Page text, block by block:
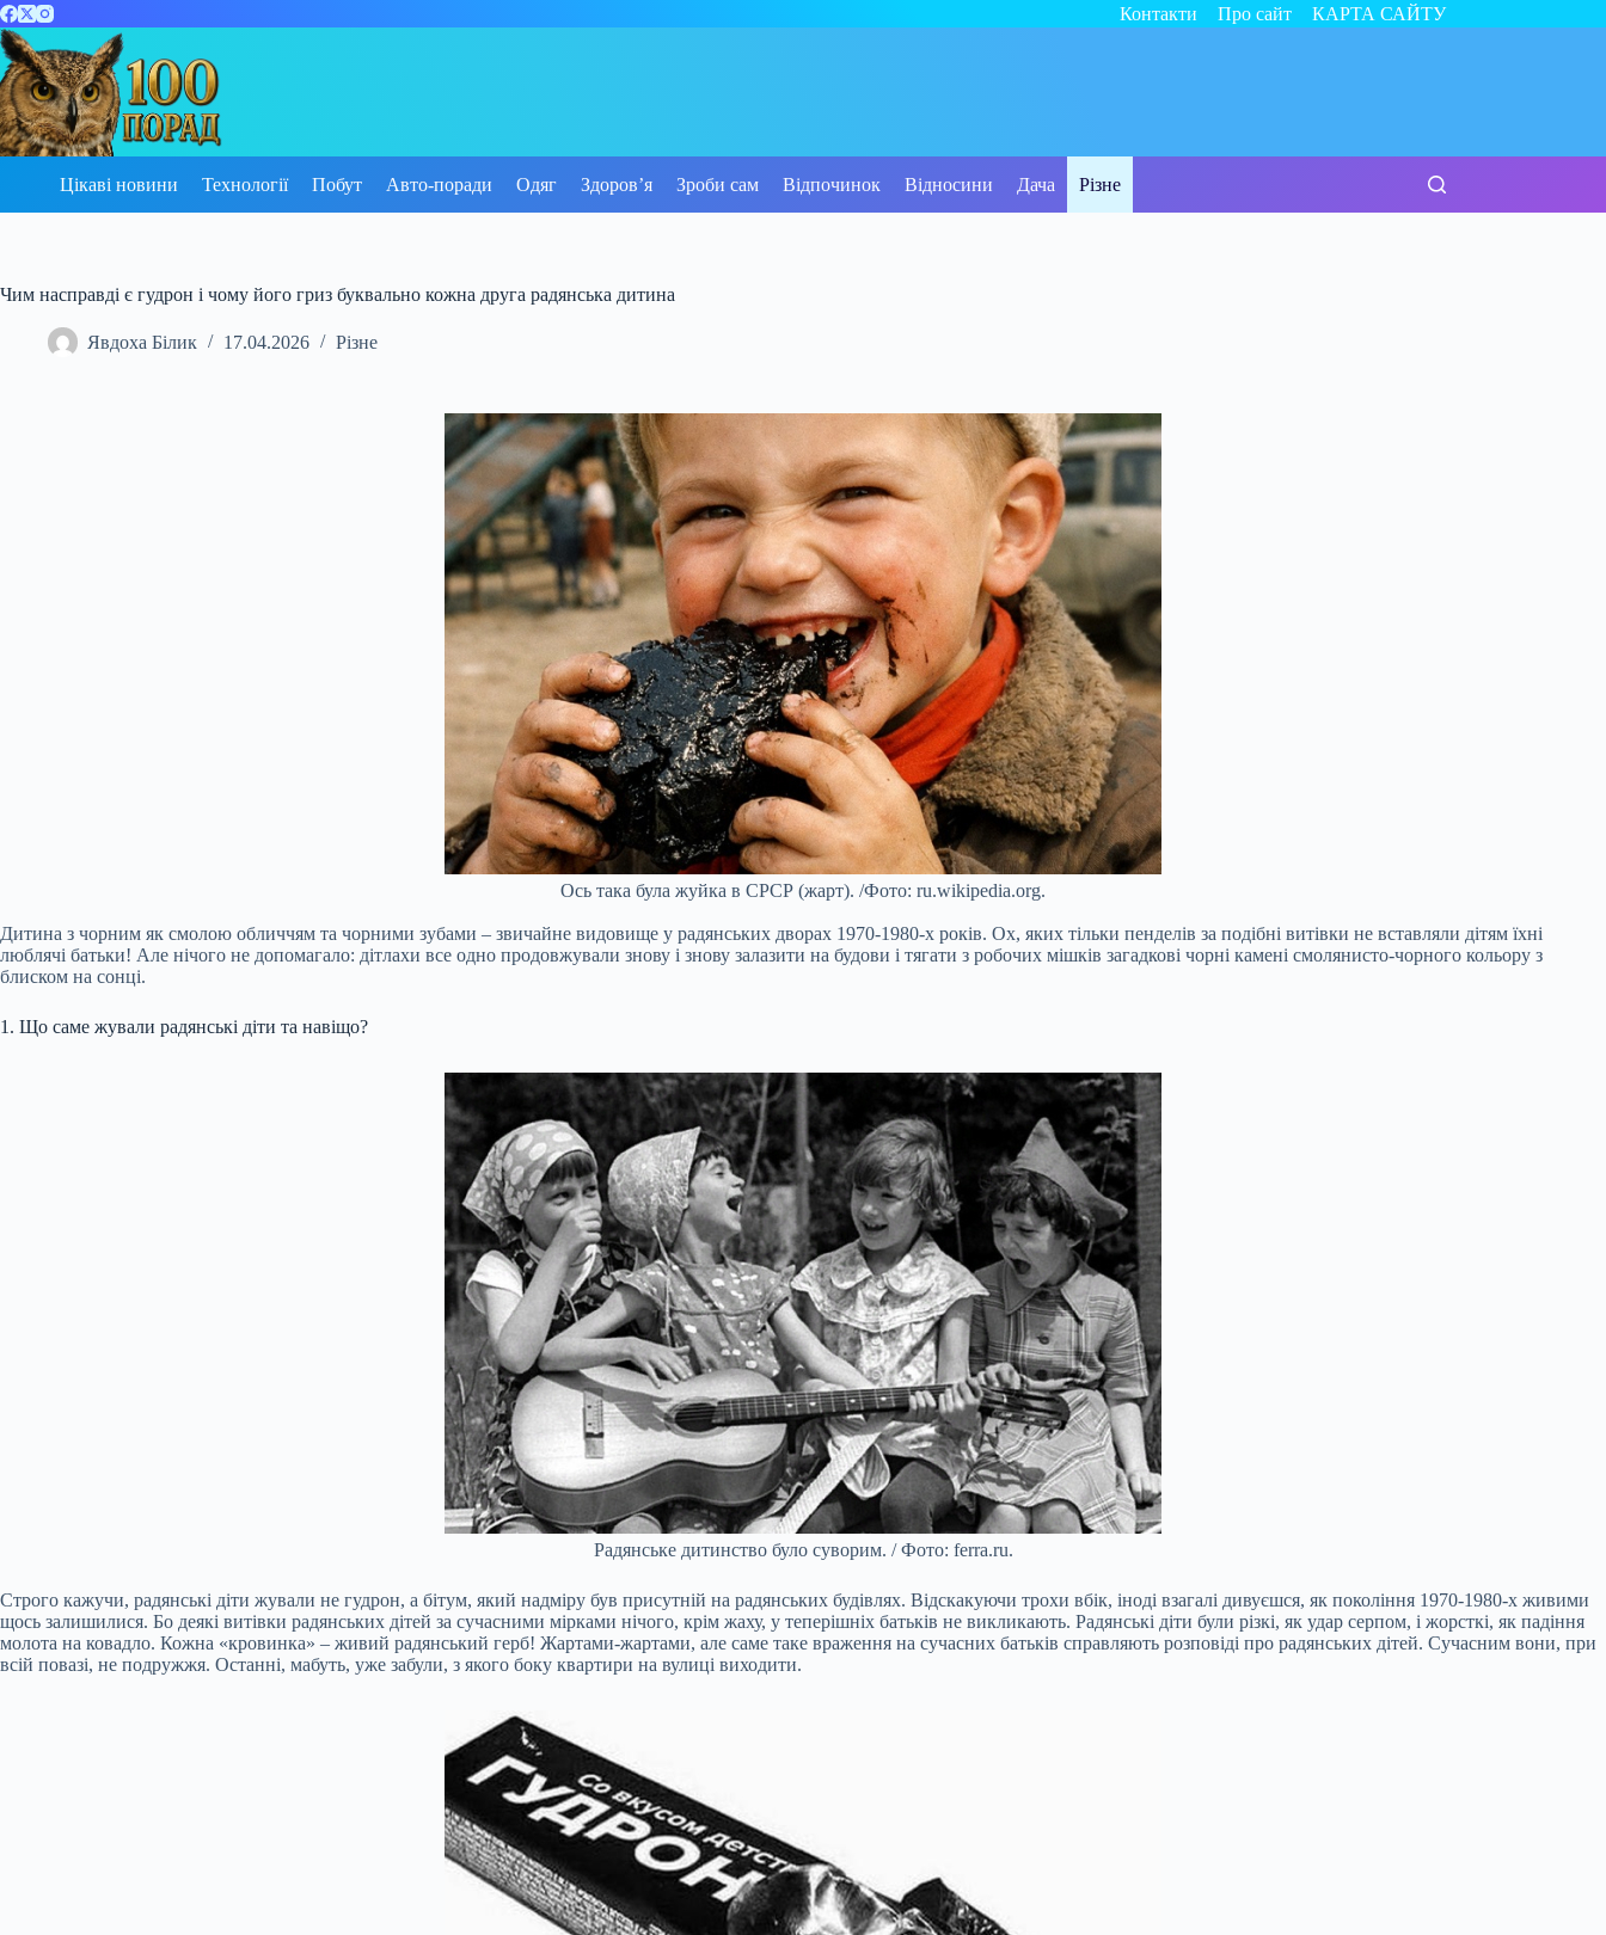
Перейти
до
вмісту
Контакти Про сайт КАРТА САЙТУ
Цікаві новини Технології Побут Авто-поради Одяг Здоров’я Зроби сам Відпочинок Відносини Дача Різне
Чим насправді є гудрон і чому його гриз буквально кожна друга радянська дитина
Явдоха Білик 17.04.2026 Різне
Ось така була жуйка в СРСР (жарт). /Фото: ru.wikipedia.org.
Дитина з чорним як смолою обличчям та чорними зубами – звичайне видовище у радянських дворах 1970-1980-х років. Ох, яких тільки пенделів за подібні витівки не вставляли дітям їхні
люблячі батьки! Але нічого не допомагало: дітлахи все одно продовжували знову і знову залазити на будови і тягати з робочих мішків загадкові чорні камені смолянисто-чорного кольору з
блиском на сонці.
1. Що саме жували радянські діти та навіщо?
Радянське дитинство було суворим. / Фото: ferra.ru.
Строго кажучи, радянські діти жували не гудрон, а бітум, який надміру був присутній на радянських будівлях. Відскакуючи трохи вбік, іноді взагалі дивуєшся, як покоління 1970-1980-х живими
щось залишилися. Бо деякі витівки радянських дітей за сучасними мірками нічого, крім жаху, у теперішніх батьків не викликають. Радянські діти були різкі, як удар серпом, і жорсткі, як падіння
молота на ковадло. Кожна «кровинка» – живий радянський герб! Жартами-жартами, але саме таке враження на сучасних батьків справляють розповіді про радянських дітей. Сучасним вони, при
всій повазі, не подружжя. Останні, мабуть, уже забули, з якого боку квартири на вулиці виходити.